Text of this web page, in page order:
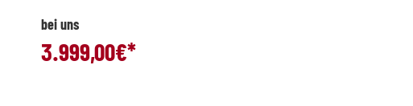
bei uns
3.999,00€*